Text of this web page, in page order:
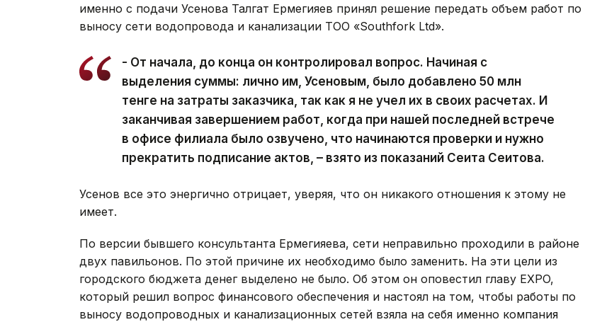
именно с подачи Усенова Талгат Ермегияев принял решение передать объем работ по
выносу сети водопровода и канализации ТОО «Southfork Ltd».
- От начала, до конца он контролировал вопрос. Начиная с
выделения суммы: лично им, Усеновым, было добавлено 50 млн
тенге на затраты заказчика, так как я не учел их в своих расчетах. И
заканчивая завершением работ, когда при нашей последней встрече
в офисе филиала было озвучено, что начинаются проверки и нужно
прекратить подписание актов, – взято из показаний Сеита Сеитова.
Усенов все это энергично отрицает, уверяя, что он никакого отношения к этому не
имеет.
По версии бывшего консультанта Ермегияева, сети неправильно проходили в районе
двух павильонов. По этой причине их необходимо было заменить. На эти цели из
городского бюджета денег выделено не было. Об этом он оповестил главу EXPO,
который решил вопрос финансового обеспечения и настоял на том, чтобы работы по
выносу водопроводных и канализационных сетей взяла на себя именно компания